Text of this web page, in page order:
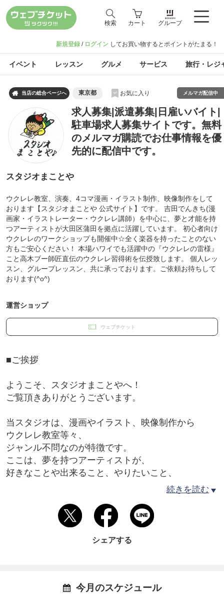
検索 カート グループ
新規登録 / ログイン してお買い物するとポイントがたまる！
イベント レッスン グルメ サービス 旅行・レジ
 当店の総合ページへ 東京都 お気に入り メルマガ配信中
求人募集|派遣募集|日雇いバイト|
駐車場求人募集サイトです。無料
のメルマガ購読でお仕事情報を優
先的に配信中です。
スタジオまことや
ウクレレ教室、演奏、4コマ漫画・イラスト制作、映像制作をして
おります【スタジオまことや 公式サイト】です。 吉田でんきち(漫
画家・イラストレーター・ウクレレ講師）を中心に、夢と才能を持
つアーティストが大田区蒲田を拠点に活躍しています。 初心者向け
ウクレレのワークショップも開催中☆全く楽器を持ったことのない
方もご安心ください！ 本場ハワイでも活躍中の『ウクレレの雷様』
こと高木ブー師匠直伝のウクレレ習得術を伝授致します。 個人レッ
スン、グループレッスン、共に承っております。ご依頼お待ちして
おります(^o^)
運営ショップ
ウェブチケット
■ご挨拶
ようこそ、スタジオまことやへ！
ご覧頂きありがとうございます。
当スタジオは、漫画やイラスト、映像制作から
ウクレレ教室等々、
ジャンル不問なのが特徴です。
ここは、夢を持つアーティストが、
好きなことや出来ること、やりたいこと、
夢をどんどん具現化していく夢工場なのです。
音楽や楽器の心得が全くない吉田でんきちが、
高木ブー師匠のご指導により、
ウクレレと友達になることができました。
伝道師的な活動をさせていただいております。
続きを読む
シェアする
今月のスケジュール